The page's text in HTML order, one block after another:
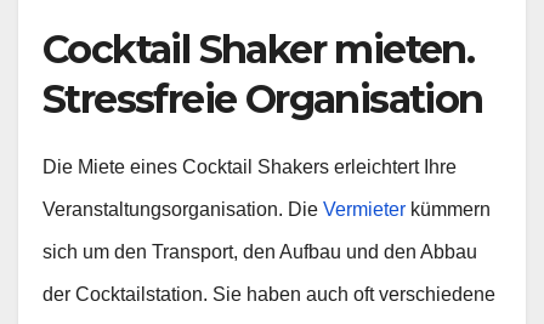
Cocktail Shaker mieten.
Stressfreie Organisation
Die Miete eines Cocktail Shakers erleichtert Ihre
Veranstaltungsorganisation. Die Vermieter kümmern
sich um den Transport, den Aufbau und den Abbau
der Cocktailstation. Sie haben auch oft verschiedene